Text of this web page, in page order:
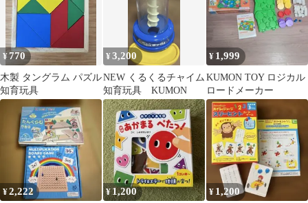
¥770
木製 タングラム パズル
知育玩具
¥3,200
NEW くるくるチャイム
知育玩具 KUMON
¥ 1,999
KUMON TOY ロジカル
ロードメーカー
¥2,222 ¥ 1,200 ¥ 1,200